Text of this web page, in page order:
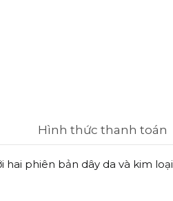
Hình thức thanh toán
hai phiên bản dây da và kim loại